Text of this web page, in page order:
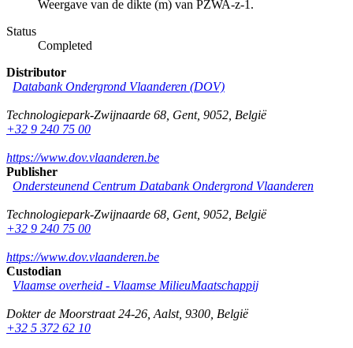
Weergave van de dikte (m) van PZWA-z-1.
Status
Completed
Distributor
Databank Ondergrond Vlaanderen (DOV)
Technologiepark-Zwijnaarde 68 Gent, 9052 België
+32 9 240 75 00
https://www.dov.vlaanderen.be
Publisher
Ondersteunend Centrum Databank Ondergrond Vlaanderen
Technologiepark-Zwijnaarde 68 Gent, 9052 België
+32 9 240 75 00
https://www.dov.vlaanderen.be
Custodian
Vlaamse overheid - Vlaamse MilieuMaatschappij
Dokter de Moorstraat 24-26 Aalst, 9300 België
+32 5 372 62 10